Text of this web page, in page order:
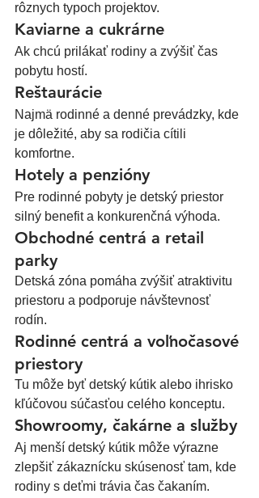
rôznych typoch projektov.
Kaviarne a cukrárne
Ak chcú prilákať rodiny a zvýšiť čas
pobytu hostí.
Reštaurácie
Najmä rodinné a denné prevádzky, kde
je dôležité, aby sa rodičia cítili
komfortne.
Hotely a penzióny
Pre rodinné pobyty je detský priestor
silný benefit a konkurenčná výhoda.
Obchodné centrá a retail
parky
Detská zóna pomáha zvýšiť atraktivitu
priestoru a podporuje návštevnosť
rodín.
Rodinné centrá a voľnočasové
priestory
Tu môže byť detský kútik alebo ihrisko
kľúčovou súčasťou celého konceptu.
Showroomy, čakárne a služby
Aj menší detský kútik môže výrazne
zlepšiť zákaznícku skúsenosť tam, kde
rodiny s deťmi trávia čas čakaním.